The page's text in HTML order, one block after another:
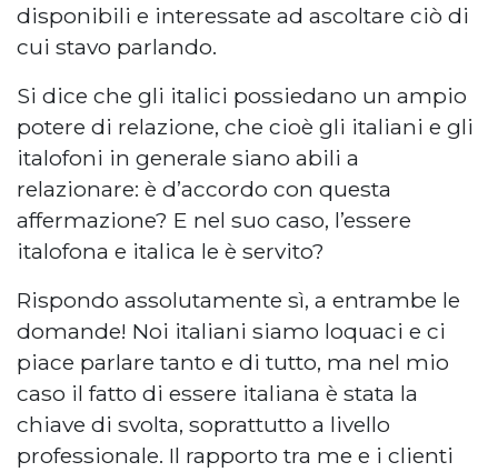
disponibili e interessate ad ascoltare ciò di
cui stavo parlando.
Si dice che gli italici possiedano un ampio
potere di relazione, che cioè gli italiani e gli
italofoni in generale siano abili a
relazionare: è d’accordo con questa
affermazione? E nel suo caso, l’essere
italofona e italica le è servito?
Rispondo assolutamente sì, a entrambe le
domande! Noi italiani siamo loquaci e ci
piace parlare tanto e di tutto, ma nel mio
caso il fatto di essere italiana è stata la
chiave di svolta, soprattutto a livello
professionale. Il rapporto tra me e i clienti